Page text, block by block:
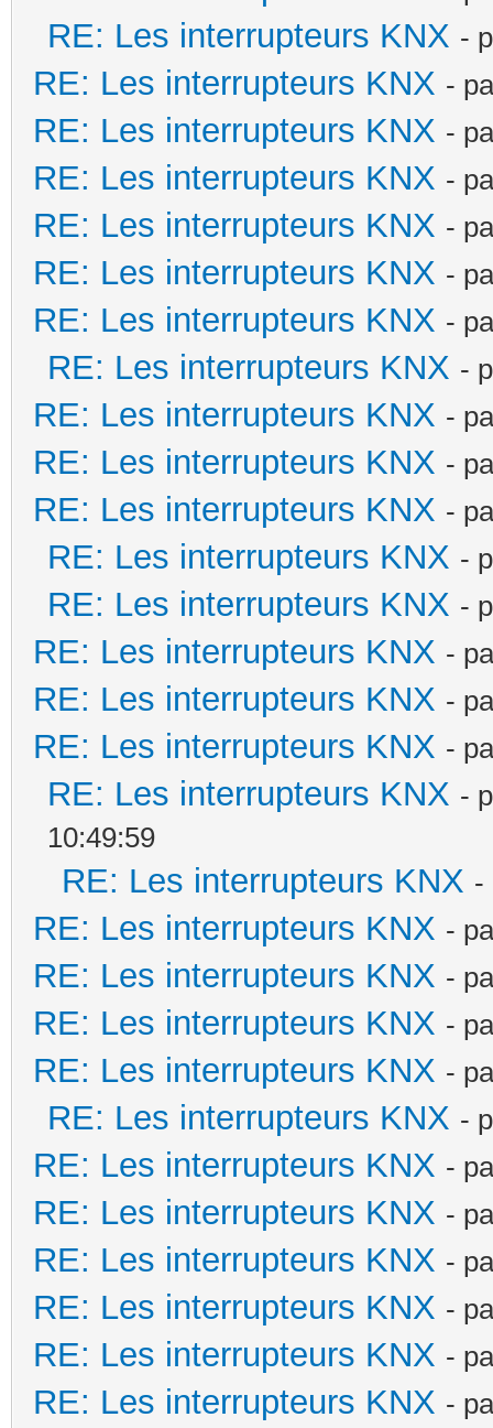
RE: Les interrupteurs KNX -
RE: Les interrupteurs KNX -
RE: Les interrupteurs KNX -
RE: Les interrupteurs KNX -
RE: Les interrupteurs KNX -
RE: Les interrupteurs KNX -
RE: Les interrupteurs KNX -
RE: Les interrupteurs KNX -
RE: Les interrupteurs KNX -
RE: Les interrupteurs KNX -
RE: Les interrupteurs KNX -
RE: Les interrupteurs KNX -
RE: Les interrupteurs KNX -
RE: Les interrupteurs KNX -
RE: Les interrupteurs KNX -
RE: Les interrupteurs KNX -
RE: Les interrupteurs KNX -
10:49:59
RE: Les interrupteurs KNX -
RE: Les interrupteurs KNX -
RE: Les interrupteurs KNX -
RE: Les interrupteurs KNX -
RE: Les interrupteurs KNX -
RE: Les interrupteurs KNX -
RE: Les interrupteurs KNX -
RE: Les interrupteurs KNX -
RE: Les interrupteurs KNX -
RE: Les interrupteurs KNX -
RE: Les interrupteurs KNX -
RE: Les interrupteurs KNX -